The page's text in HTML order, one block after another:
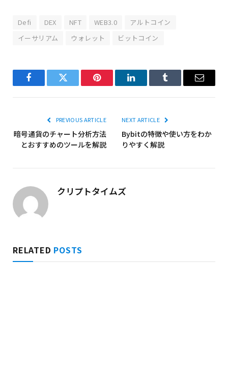
Defi DEX NFT WEB3.0
アルトコイン
イーサリアム
ウォレット ビットコイン
FacebookTwitter Pinterest LinkedInTumblr Email
PREVIOUS ARTICLE
暗号通貨のチャート分析方法
とおすすめのツールを解説
NEXT ARTICLE
Bybitの特徴や使い方をわか
りやすく解説
クリプトタイムズ
RELATED POSTS